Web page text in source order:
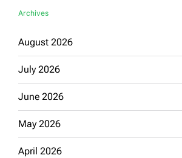
Archives
August 2026
July 2026
June 2026
May 2026
April 2026